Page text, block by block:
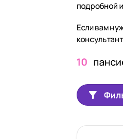
подробной
Если вам
10